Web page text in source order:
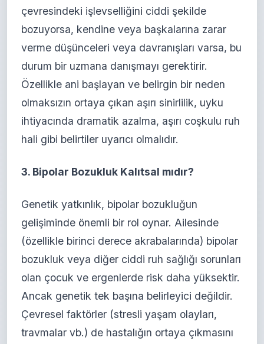
çevresindeki işlevselliğini ciddi şekilde
bozuyorsa, kendine veya başkalarına zarar
verme düşünceleri veya davranışları varsa, bu
durum bir uzmana danışmayı gerektirir.
Özellikle ani başlayan ve belirgin bir neden
olmaksızın ortaya çıkan aşırı sinirlilik, uyku
ihtiyacında dramatik azalma, aşırı coşkulu ruh
hali gibi belirtiler uyarıcı olmalıdır.
3. Bipolar Bozukluk Kalıtsal mıdır?
Genetik yatkınlık, bipolar bozukluğun
gelişiminde önemli bir rol oynar. Ailesinde
(özellikle birinci derece akrabalarında) bipolar
bozukluk veya diğer ciddi ruh sağlığı sorunları
olan çocuk ve ergenlerde risk daha yüksektir.
Ancak genetik tek başına belirleyici değildir.
Çevresel faktörler (stresli yaşam olayları,
travmalar vb.) de hastalığın ortaya çıkmasını